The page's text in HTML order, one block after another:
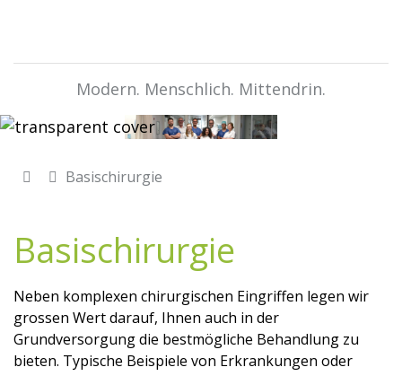
Modern. Menschlich. Mittendrin.
Basischirurgie
Basischirurgie
Neben komplexen chirurgischen Eingriffen legen wir
grossen Wert darauf, Ihnen auch in der
Grundversorgung die bestmögliche Behandlung zu
bieten. Typische Beispiele von Erkrankungen oder